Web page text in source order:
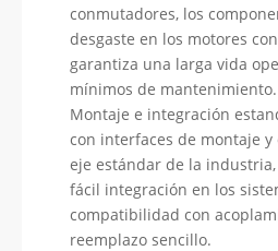
conmutadores, los
desgaste en los motores
garantiza una larga vida
mínimos de mantenimiento.
Montaje e integración
con interfaces de montaje y
eje estándar de la
fácil integración en los
compatibilidad con
reemplazo sencillo.